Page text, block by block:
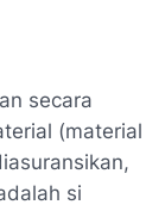
secara
(material
si